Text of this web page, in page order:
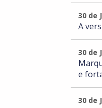
30 de
A
30 de
e
30 de